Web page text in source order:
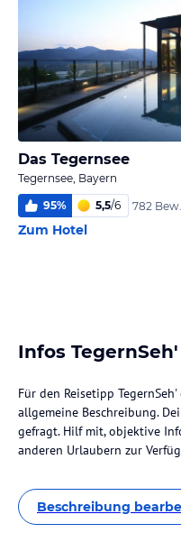
Das Tegernsee
Tegernsee, Bayern
95% 5,5/6 782 Bew.
Zum Hotel
Infos TegernSeh'
Für den Reisetipp
allgemeine Beschreibung.
gefragt. Hilf mit, objektive
anderen Urlaubern zur
Beschreibung